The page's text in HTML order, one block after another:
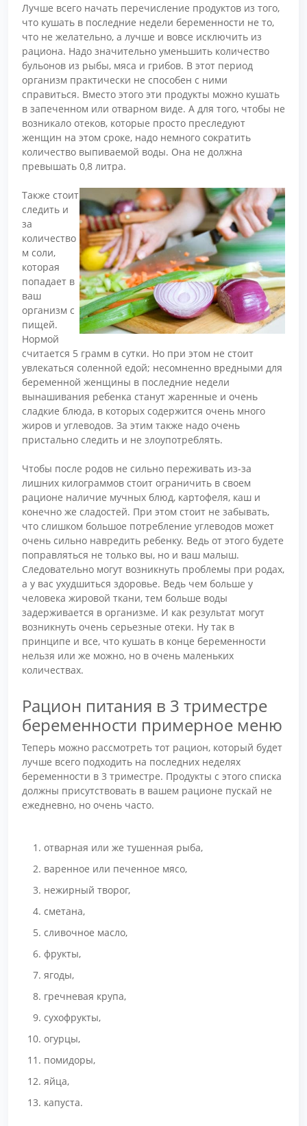
Лучше всего начать перечисление продуктов из того,
что кушать в последние недели беременности не то,
что не желательно, а лучше и вовсе исключить из
рациона. Надо значительно уменьшить количество
бульонов из рыбы, мяса и грибов. В этот период
организм практически не способен с ними
справиться. Вместо этого эти продукты можно кушать
в запеченном или отварном виде. А для того, чтобы не
возникало отеков, которые просто преследуют
женщин на этом сроке, надо немного сократить
количество выпиваемой воды. Она не должна
превышать 0,8 литра.
Также стоит
следить и
за
количество
м соли,
которая
попадает в
ваш
организм с
пищей.
Нормой
считается 5 грамм в сутки. Но при этом не стоит
увлекаться соленной едой; несомненно вредными для
беременной женщины в последние недели
вынашивания ребенка станут жаренные и очень
сладкие блюда, в которых содержится очень много
жиров и углеводов. За этим также надо очень
пристально следить и не злоупотреблять.
Чтобы после родов не сильно переживать из-за
лишних килограммов стоит ограничить в своем
рационе наличие мучных блюд, картофеля, каш и
конечно же сладостей. При этом стоит не забывать,
что слишком большое потребление углеводов может
очень сильно навредить ребенку. Ведь от этого будете
поправляться не только вы, но и ваш малыш.
Следовательно могут возникнуть проблемы при родах,
а у вас ухудшиться здоровье. Ведь чем больше у
человека жировой ткани, тем больше воды
задерживается в организме. И как результат могут
возникнуть очень серьезные отеки. Ну так в
принципе и все, что кушать в конце беременности
нельзя или же можно, но в очень маленьких
количествах.
Рацион питания в 3 триместре
беременности примерное меню
Теперь можно рассмотреть тот рацион, который будет
лучше всего подходить на последних неделях
беременности в 3 триместре. Продукты с этого списка
должны присутствовать в вашем рационе пускай не
ежедневно, но очень часто.
отварная или же тушенная рыба,
варенное или печенное мясо,
нежирный творог,
сметана,
сливочное масло,
фрукты,
ягоды,
гречневая крупа,
сухофрукты,
огурцы,
помидоры,
яйца,
капуста.